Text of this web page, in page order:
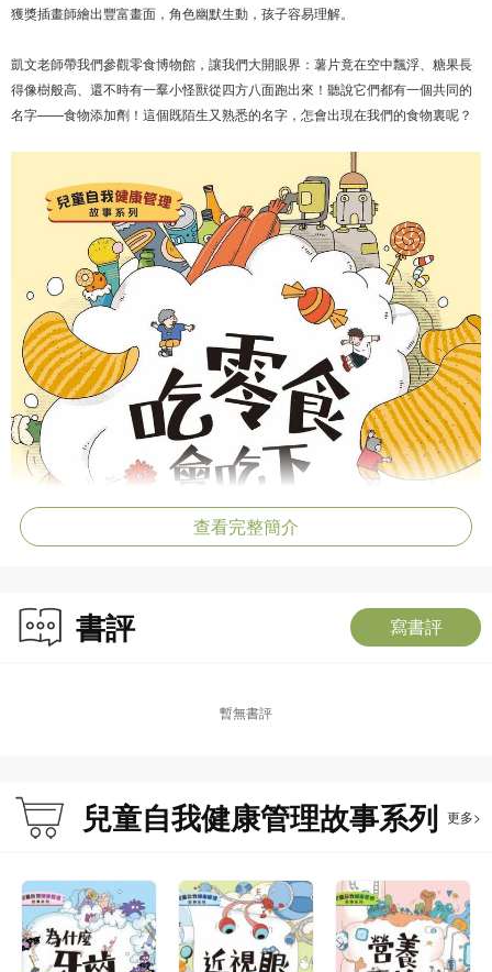
獲獎插畫師繪出豐富畫面，角色幽默生動，孩子容易理解。
凱文老師帶我們參觀零食博物館，讓我們大開眼界：薯片竟在空中飄浮、糖果長
得像樹般高、還不時有一羣小怪獸從四方八面跑出來！聽說它們都有一個共同的
名字——食物添加劑！這個既陌生又熟悉的名字，怎會出現在我們的食物裏呢？
查看完整簡介
書評 寫書評
暫無書評
兒童自我健康管理故事系列 更多>